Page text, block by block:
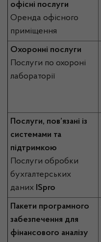
офісні послуги
Оренда офісного
приміщення
Охоронні послуги
Послуги по охороні
лабораторії
Послуги, пов’язані із
системами та
підтримкою
Послуги обробки
бухгалтерських
даних ISpro
Пакети програмного
забезпечення для
фінансового аналізу